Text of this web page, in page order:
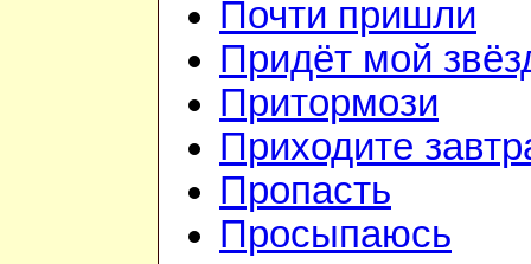
Почти пришли
Придёт мой
Притормози
Приходите
Пропасть
Просыпаюсь